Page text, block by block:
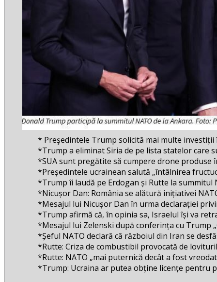
* Preşedintele Trump solicită mai multe investiții
*Trump a eliminat Siria de pe lista statelor care
*SUA sunt pregătite să cumpere drone produse
*Președintele ucrainean salută „întâlnirea
*Trump îi laudă pe Erdogan și Rutte la summitul
*Nicușor Dan: România se alătură inițiativei
*Mesajul lui Nicușor Dan în urma declarației
*Trump afirmă că, în opinia sa, Israelul își va
*Mesajul lui Zelenski după conferința cu Trump
*Șeful NATO declară că războiul din Iran se
*Rutte: Criza de combustibil provocată de
*Rutte: NATO „mai puternică decât a fost
*Trump: Ucraina ar putea obține licențe pentru